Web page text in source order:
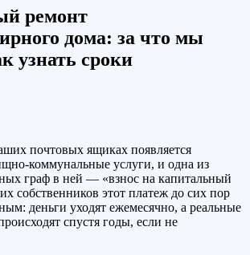
ремонт
дома: за что мы
узнать сроки
почтовых ящиках появляется
коммунальные услуги, и одна из
граф в ней — «взнос на капитальный
собственников этот платеж до сих пор
деньги уходят ежемесячно, а реальные
спустя годы, если не